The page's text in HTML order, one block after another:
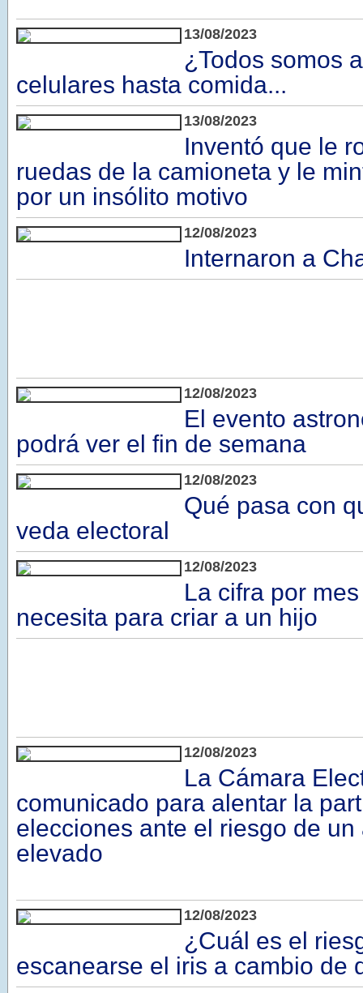
13/08/2023
¿Todos somos
celulares hasta comida...
13/08/2023
Inventó que le
ruedas de la camioneta y le
por un insólito motivo
12/08/2023
Internaron a
12/08/2023
El evento
podrá ver el fin de semana
12/08/2023
Qué pasa con
veda electoral
12/08/2023
La cifra por
necesita para criar a un hijo
12/08/2023
La Cámara
comunicado para alentar la
elecciones ante el riesgo de un
elevado
12/08/2023
¿Cuál es el
escanearse el iris a cambio de